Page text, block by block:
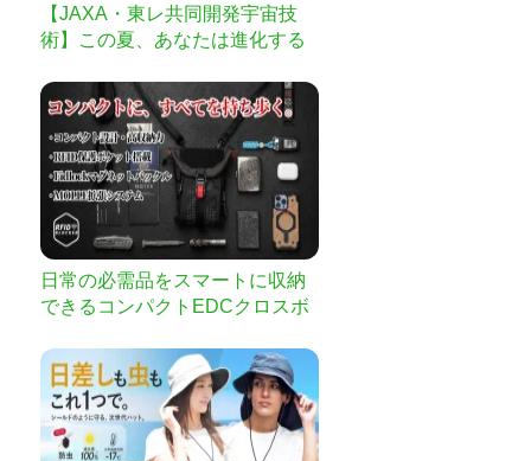
【JAXA・東レ共同開発宇宙技
術】この夏、あなたは進化する
日常の必需品をスマートに収納
できるコンパクトEDCクロスボ